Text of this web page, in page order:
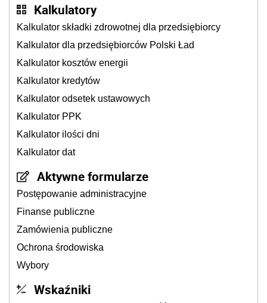
Kalkulatory
Kalkulator składki zdrowotnej dla przedsiębiorcy
Kalkulator dla przedsiębiorców Polski Ład
Kalkulator kosztów energii
Kalkulator kredytów
Kalkulator odsetek ustawowych
Kalkulator PPK
Kalkulator ilości dni
Kalkulator dat
Aktywne formularze
Postępowanie administracyjne
Finanse publiczne
Zamówienia publiczne
Ochrona środowiska
Wybory
Wskaźniki